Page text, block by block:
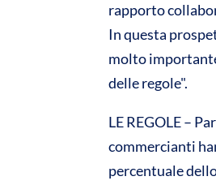
rapporto
In questa
molto
delle regole".
LE REGOLE –
commercianti
percentuale